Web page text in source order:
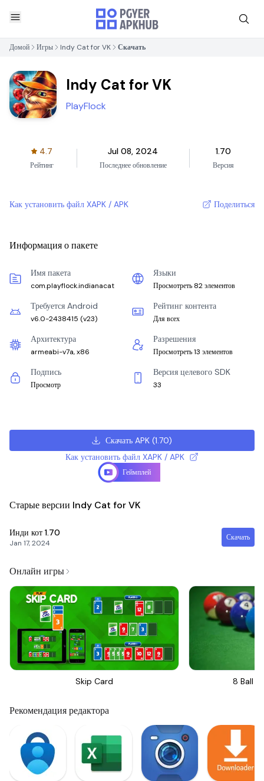
Домой Игры Indy Cat for VK Скачать
Indy Cat for VK
PlayFlock
4.7
Рейтинг
Jul 08, 2024
Последнее обновление
1.70
Версия
Как установить файл XAPK / APK Поделиться
Информация о пакете
Имя пакета
com.playflock.indianacat
Языки
Просмотреть 82 элементов
Требуется Android
v6.0-2438415 (v23)
Рейтинг контента
Для всех
Архитектура
armeabi-v7a, x86
Разрешения
Просмотреть 13 элементов
Подпись
Просмотр
Версия целевого SDK
33
Скачать APK (1.70)
Как установить файл XAPK / APK
Геймплей
Старые версии Indy Cat for VK
Инди кот 1.70
Jan 17, 2024
Скачать
Онлайн игры
Skip Card 8 Ball
Рекомендация редактора